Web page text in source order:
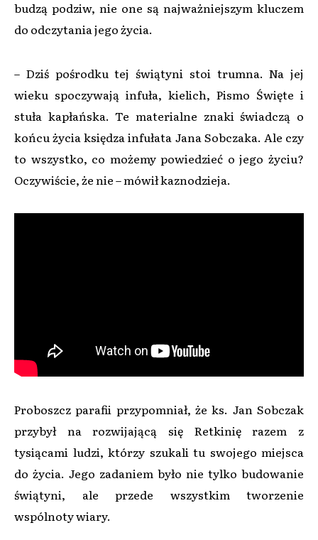
budzą podziw, nie one są najważniejszym kluczem
do odczytania jego życia.
– Dziś pośrodku tej świątyni stoi trumna. Na jej
wieku spoczywają infuła, kielich, Pismo Święte i
stuła kapłańska. Te materialne znaki świadczą o
końcu życia księdza infułata Jana Sobczaka. Ale czy
to wszystko, co możemy powiedzieć o jego życiu?
Oczywiście, że nie – mówił kaznodzieja.
Proboszcz parafii przypomniał, że ks. Jan Sobczak
przybył na rozwijającą się Retkinię razem z
tysiącami ludzi, którzy szukali tu swojego miejsca
do życia. Jego zadaniem było nie tylko budowanie
świątyni, ale przede wszystkim tworzenie
wspólnoty wiary.